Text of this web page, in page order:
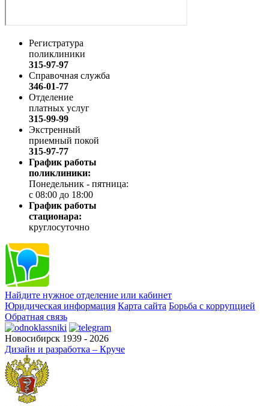
Регистратура
поликлиники
315-97-97
Справочная служба
346-01-77
Отделение
платных услуг
315-99-99
Экстренный
приемный покой
315-97-77
График работы
поликлиники:
Понедельник - пятница:
с 08:00 до 18:00
График работы
стационара:
круглосуточно
Найдите нужное отделение или кабинет
Юридическая информация Карта сайта Борьба с коррупцией
Обратная связь
Новосибирск 1939 - 2026
Дизайн и разработка – Круче